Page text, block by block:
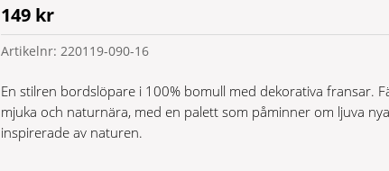
149 kr
Artikelnr: 220119-090-16
En stilren bordslöpare i 100% bomull med dekorativa fransar.
mjuka och naturnära, med en palett som påminner om ljuva
inspirerade av naturen.